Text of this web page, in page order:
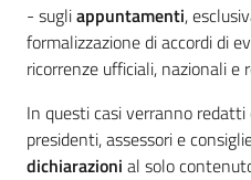
- sugliappuntamenti,
formalizzazione di accordi di
ricorrenze ufficiali, nazionali e
In questi casi verranno
presidenti, assessori e
dichiarazioni al solo